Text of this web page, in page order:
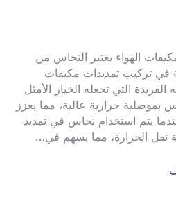
الهواء يعتبر النحاس من
في تركيب تمديدات مكيفات
الفريدة التي تجعله الخيار الأمثل
بموصلية حرارية عالية، مما يعزز
يتم استخدام نحاس في تمديد
نقل الحرارة، مما يسهم في…